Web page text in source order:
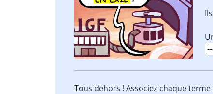
Tous dehors ! Associez chaque